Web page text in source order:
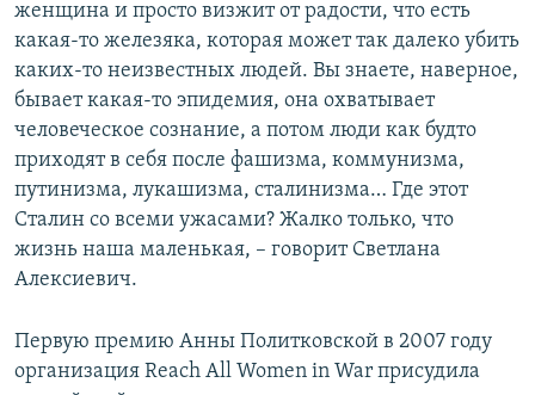
женщина и просто визжит от радости, что есть
какая-то железяка, которая может так далеко убить
каких-то неизвестных людей. Вы знаете, наверное,
бывает какая-то эпидемия, она охватывает
человеческое сознание, а потом люди как будто
приходят в себя после фашизма, коммунизма,
путинизма, лукашизма, сталинизма… Где этот
Сталин со всеми ужасами? Жалко только, что
жизнь наша маленькая, – говорит Светлана
Алексиевич.
Первую премию Анны Политковской в 2007 году
организация Reach All Women in War присудила